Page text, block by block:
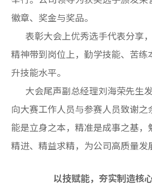
徽章、奖金与奖品。
表彰大会上优秀选手代表分享
精神带到岗位上，勤学技能、苦练
升技能水平。
大会尾声副总经理刘海荣先生
向大赛工作人员与参赛人员致谢之
能是立身之本，精准是成事之基，
精进、精益求精，为公司高质量发
以技赋能，夯实制造核